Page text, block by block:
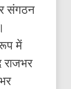
संगठन
में
राजभर